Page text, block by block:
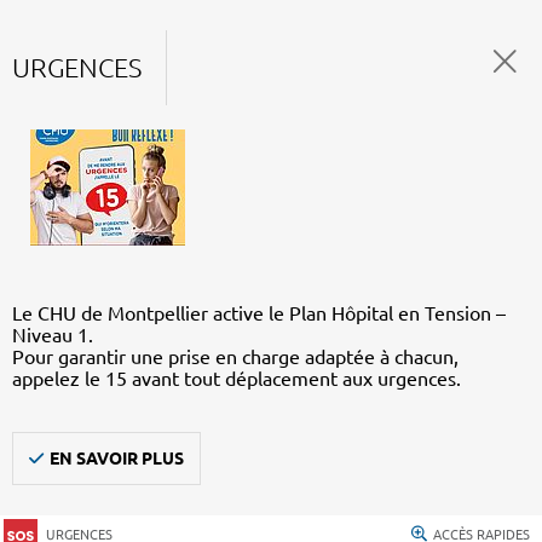
URGENCES
Le CHU de Montpellier active le Plan Hôpital en Tension –
Niveau 1.
Pour garantir une prise en charge adaptée à chacun,
appelez le 15 avant tout déplacement aux urgences.
EN SAVOIR PLUS
URGENCES ACCÈS RAPIDES